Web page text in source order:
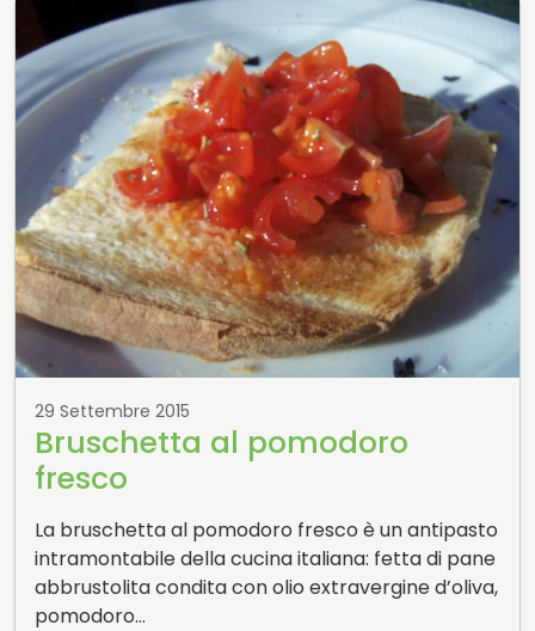
29 Settembre 2015
Bruschetta al pomodoro
fresco
La bruschetta al pomodoro fresco è un antipasto
intramontabile della cucina italiana: fetta di pane
abbrustolita condita con olio extravergine d’oliva,
pomodoro…